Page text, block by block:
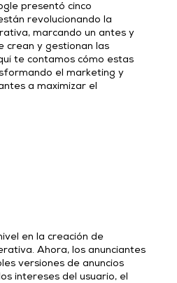
presentó cinco
revolucionando la
marcando un antes y
crean y gestionan las
te contamos cómo estas
el marketing y
a maximizar el
en la creación de
Ahora, los anunciantes
versiones de anuncios
intereses del usuario, el